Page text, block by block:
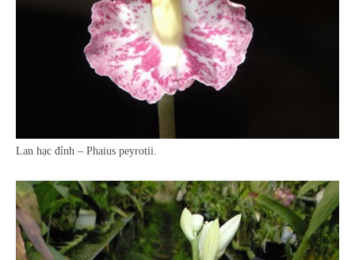
Lan hạc đỉnh – Phaius peyrotii.